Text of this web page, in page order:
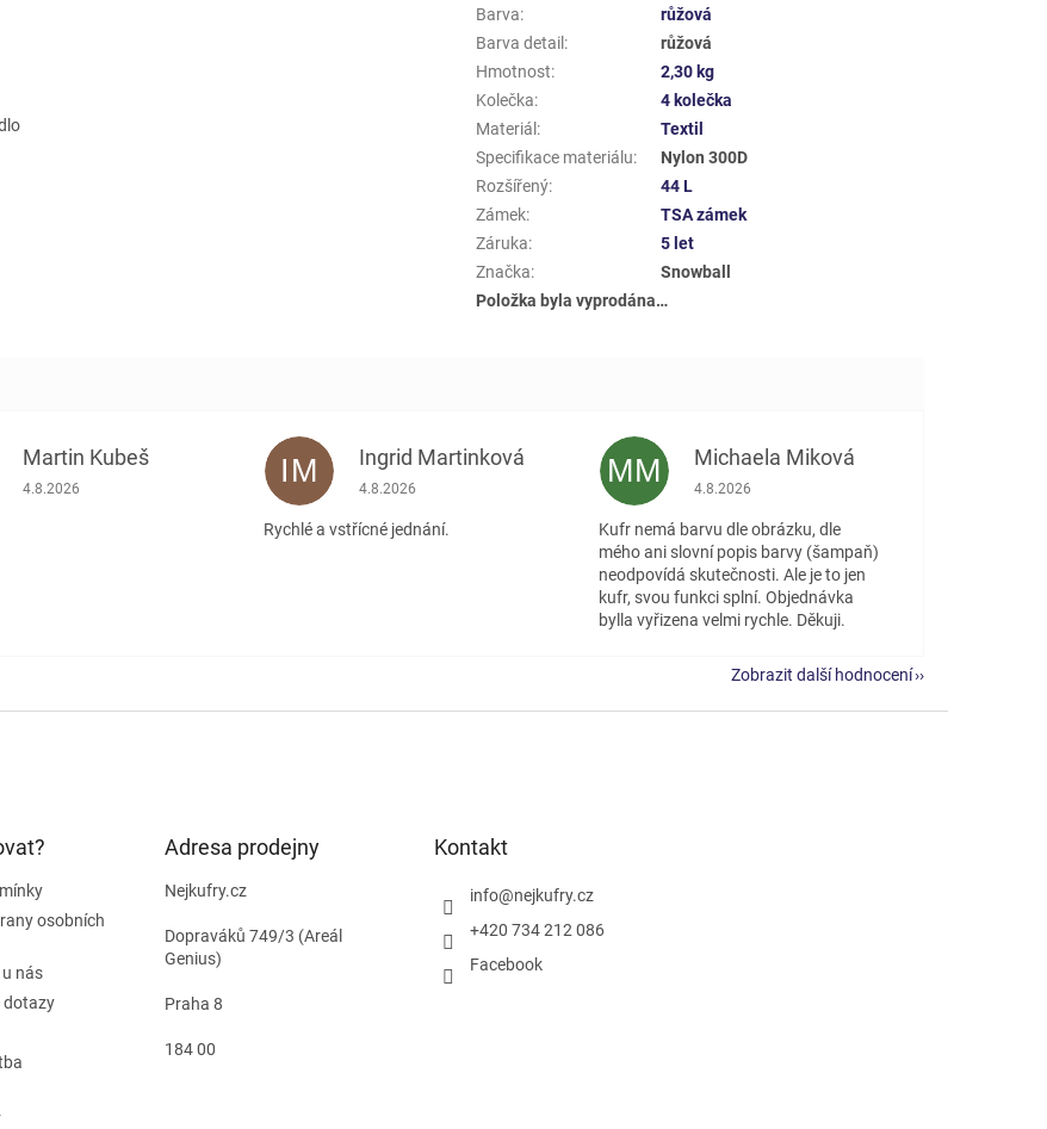
Barva:
růžová
Barva detail:
růžová
Hmotnost:
2,30 kg
Kolečka:
4 kolečka
Materiál:
Textil
Specifikace materiálu:
Nylon 300D
Rozšířený:
44 L
Zámek:
TSA zámek
Záruka:
5 let
Značka:
Snowball
Položka byla vyprodána…
Martin Kubeš
Hodnocení obchodu je 5 z 5 hvězdiček.
4.8.2026 IM Ingrid Martinková
Hodnocení obchodu je 5 z 5 hvězdiček.
4.8.2026
Rychlé a vstřícné jednání.
MM Michaela Miková
Hodnocení obchodu je 5 z 5 hvězdiček.
4.8.2026
Kufr nemá barvu dle obrázku, dle
mého ani slovní popis barvy (šampaň)
neodpovídá skutečnosti. Ale je to jen
kufr, svou funkci splní. Objednávka
bylla vyřizena velmi rychle. Děkuji.
Zobrazit další hodnocení
osobních
nás
dotazy
Adresa prodejny
Nejkufry.cz
Dopraváků 749/3 (Areál
Genius)
Praha 8
184 00
Kontakt
info@nejkufry.cz
+420 734 212 086
Facebook